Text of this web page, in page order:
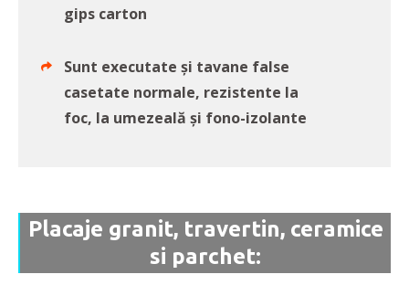
gips carton
Sunt executate şi tavane false
casetate normale, rezistente la
foc, la umezeală şi fono-izolante
Placaje granit, travertin, ceramice
si parchet: